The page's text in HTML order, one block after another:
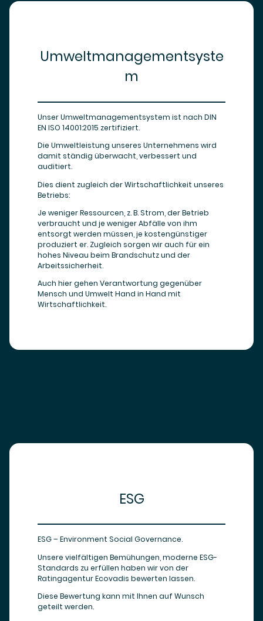
Umweltmanagementsyste
m
Unser Umweltmanagementsystem ist nach DIN
EN ISO 14001:2015 zertifiziert.
Die Umweltleistung unseres Unternehmens wird
damit ständig überwacht, verbessert und
auditiert.
Dies dient zugleich der Wirtschaftlichkeit unseres
Betriebs:
Je weniger Ressourcen, z. B. Strom, der Betrieb
verbraucht und je weniger Abfälle von ihm
entsorgt werden müssen, je kostengünstiger
produziert er. Zugleich sorgen wir auch für ein
hohes Niveau beim Brandschutz und der
Arbeitssicherheit.
Auch hier gehen Verantwortung gegenüber
Mensch und Umwelt Hand in Hand mit
Wirtschaftlichkeit.
ESG
ESG – Environment Social Governance.
Unsere vielfältigen Bemühungen, moderne ESG-
Standards zu erfüllen haben wir von der
Ratingagentur Ecovadis bewerten lassen.
Diese Bewertung kann mit Ihnen auf Wunsch
geteilt werden.